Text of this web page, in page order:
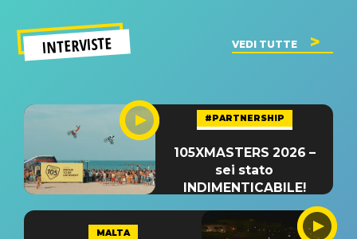
INTERVISTE VEDI TUTTE
#PARTNERSHIP
105XMASTERS 2026 –
sei stato
INDIMENTICABILE!
MALTA